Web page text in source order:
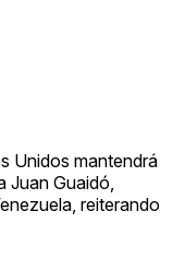
Unidos mantendrá
Juan Guaidó,
reiterando